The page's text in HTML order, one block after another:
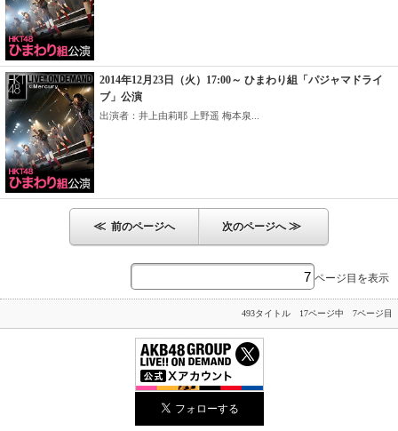
2014年12月23日（火）17:00～ ひまわり組「パジャマドライ
ブ」公演
出演者：井上由莉耶 上野遥 梅本泉...
≪ 前のページへ 次のページへ≫
ページ目を表示
493タイトル 17ページ中 7ページ目